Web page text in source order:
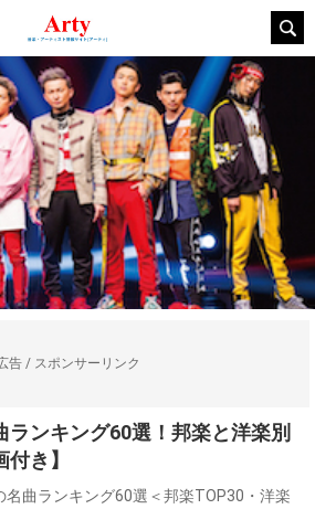
告 / スポンサーリンク
ランキング60選！邦楽と洋楽別
き】
曲ランキング60選＜邦楽TOP30・洋楽